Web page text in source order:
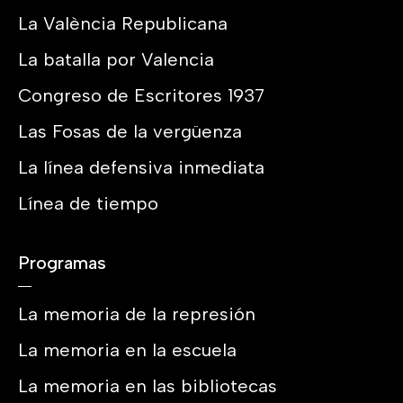
La València Republicana
La batalla por Valencia
Congreso de Escritores 1937
Las Fosas de la vergüenza
La línea defensiva inmediata
Línea de tiempo
Programas
La memoria de la represión
La memoria en la escuela
La memoria en las bibliotecas